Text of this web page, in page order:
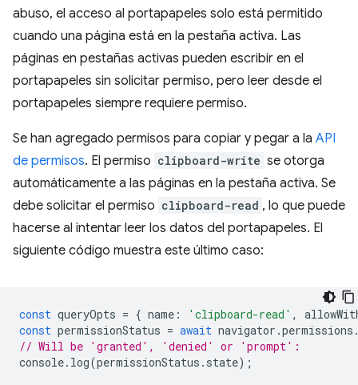
abuso, el acceso al portapapeles solo está permitido
cuando una página está en la pestaña activa. Las
páginas en pestañas activas pueden escribir en el
portapapeles sin solicitar permiso, pero leer desde el
portapapeles siempre requiere permiso.
Se han agregado permisos para copiar y pegar a la API
de permisos. El permiso clipboard-write se otorga
automáticamente a las páginas en la pestaña activa. Se
debe solicitar el permiso clipboard-read , lo que puede
hacerse al intentar leer los datos del portapapeles. El
siguiente código muestra este último caso:
const queryOpts = { name : 'clipboard-read' ,
const permissionStatus = await navigator .permissions
// Will be 'granted', 'denied' or 'prompt':
console. log(permissionStatus . state);